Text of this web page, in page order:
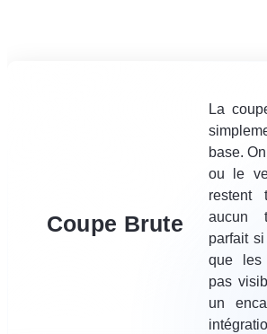
Coupe Brute
La
base.
ou le
restent
aucun
parfait
que les
pas
un